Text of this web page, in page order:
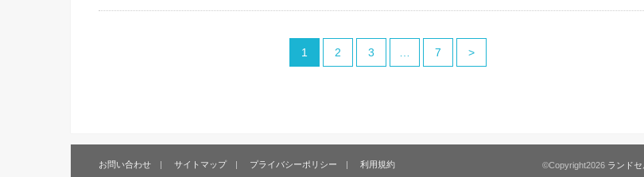
1 2 3 7 >
お問い合わせ サイトマップ プライバシーポリシー 利用規約 ©Copyright2026 ランド